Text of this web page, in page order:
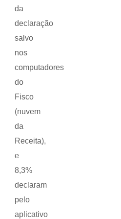
da
declaração
salvo
nos
computadores
do
Fisco
(nuvem
da
Receita),
e
8,3%
declaram
pelo
aplicativo